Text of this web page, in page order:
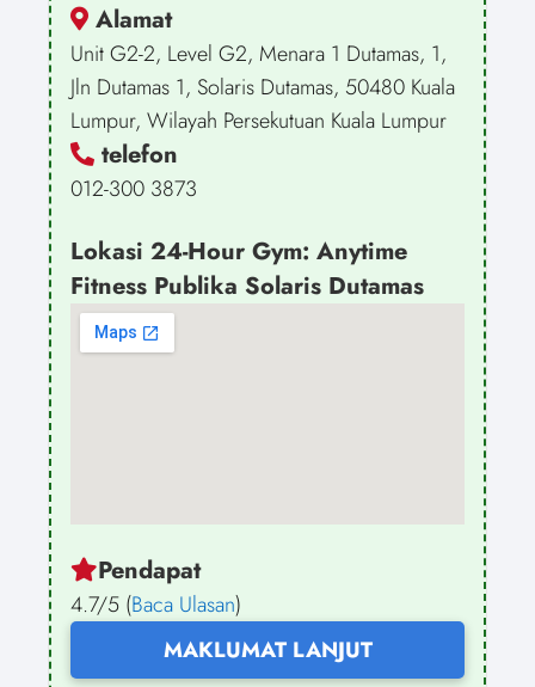
Alamat
Unit G2-2, Level G2, Menara 1 Dutamas, 1,
Jln Dutamas 1, Solaris Dutamas, 50480 Kuala
Lumpur, Wilayah Persekutuan Kuala Lumpur
telefon
012-300 3873
Lokasi 24-Hour Gym: Anytime
Fitness Publika Solaris Dutamas
Pendapat
4.7/5 (Baca Ulasan)
MAKLUMAT LANJUT